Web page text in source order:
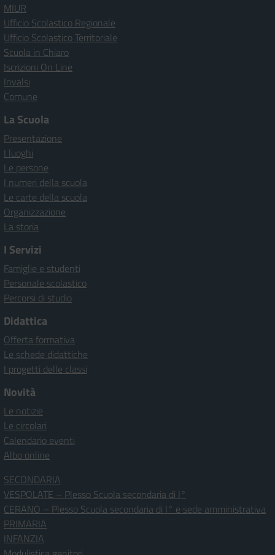
MIUR
Ufficio Scolastico Regionale
Ufficio Scolastico Territoriale
Scuola in Chiaro
Iscrizioni On Line
Invalsi
Comune
La Scuola
Presentazione
I luoghi
Le persone
I numeri della scuola
Le carte della scuola
Organizzazione
La storia
I Servizi
Famiglie e studenti
Personale scolastico
Percorsi di studio
Didattica
Offerta formativa
Le schede didattiche
I progetti delle classi
Novità
Le notizie
Le circolari
Calendario eventi
Albo online
SECONDARIA
VESPOLATE – Plesso Scuola secondaria di I°
CERANO – Plesso Scuola secondaria di I° e sede amministrativa
PRIMARIA
INFANZIA